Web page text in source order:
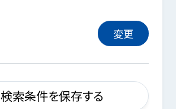
変更
検索条件を保存する